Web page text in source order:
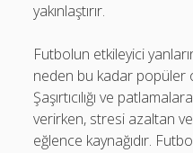
yakınlaştırır.
Futbolun etkileyici
neden bu kadar popüler
Şaşırtıcılığı ve
verirken, stresi azaltan
eğlence kaynağıdır.